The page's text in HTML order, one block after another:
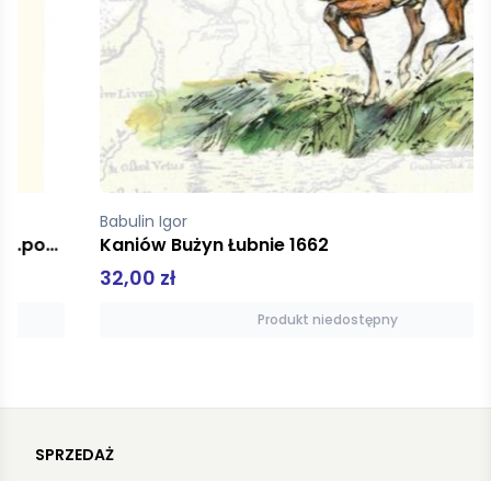
Babulin Igor
Kaniów Bużyn Łubnie 1662
Produkt niedostępny
SPRZEDAŻ